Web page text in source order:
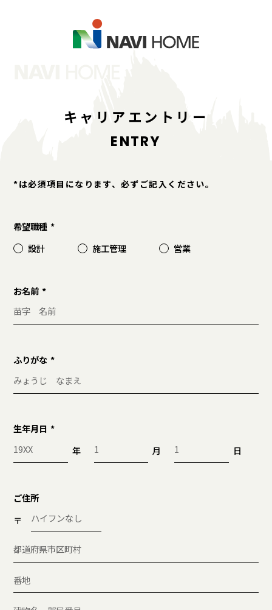
キャリアエントリー
ENTRY
*は必須項目になります、必ずご記入ください。
希望職種
設計
施工管理 営業
お名前
ふりがな
生年月日
年
月 日
ご住所
〒